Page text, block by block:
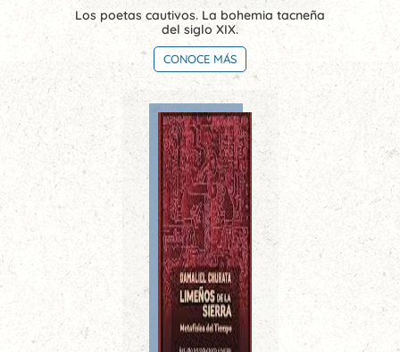
Los poetas cautivos. La bohemia tacneña
del siglo XIX.
CONOCE MÁS